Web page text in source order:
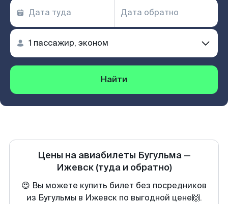
Найти
Цены на авиабилеты Бугульма—
Ижевск (туда и обратно)
😍 Вы можете купить билет без посредников
из Бугульмы в Ижевск по выгодной цене🙌.